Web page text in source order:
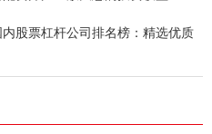
股票杠杆公司排名榜：精选优质